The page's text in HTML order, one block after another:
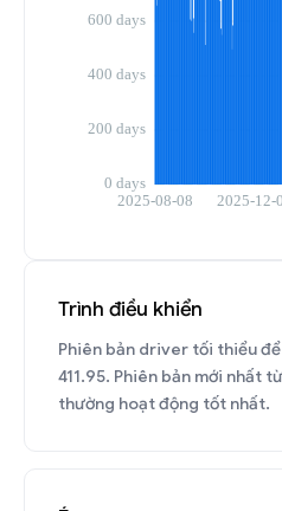
Trình điều khiển
Phiên bản driver tối thiểu
411.95. Phiên bản mới nhất từ
thường hoạt động tốt nhất.